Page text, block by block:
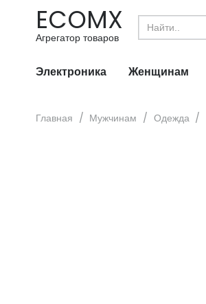
ECOMX
Агрегатор товаров
Search
for:
Электроника Женщинам
Главная / Мужчинам / Одежда /